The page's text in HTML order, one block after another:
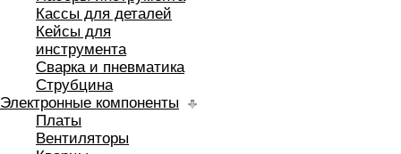
Кассы для деталей
Кейсы для
инструмента
Сварка и пневматика
Струбцина
Электронные компоненты
Платы
Вентиляторы